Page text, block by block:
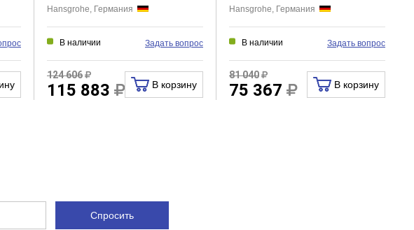
Hansgrohe, Германия
В наличии Задать вопрос
124 606
115 883 В корзину
Hansgrohe, Германия
В наличии Задать вопрос
81 040
75 367 В корзину
Спросить